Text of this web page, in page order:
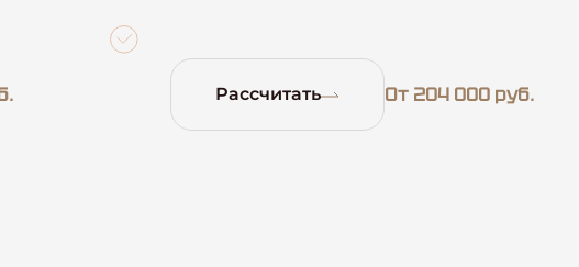
Рассчитать От 204 000 руб.